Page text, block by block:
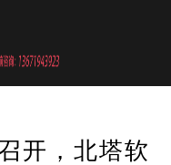
开，北塔软